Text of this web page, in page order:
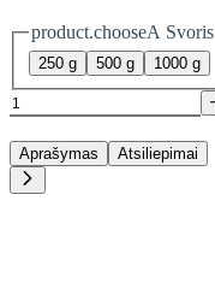
product.chooseA Svoris
250 g 500 g 1000 g
Aprašymas Atsiliepimai